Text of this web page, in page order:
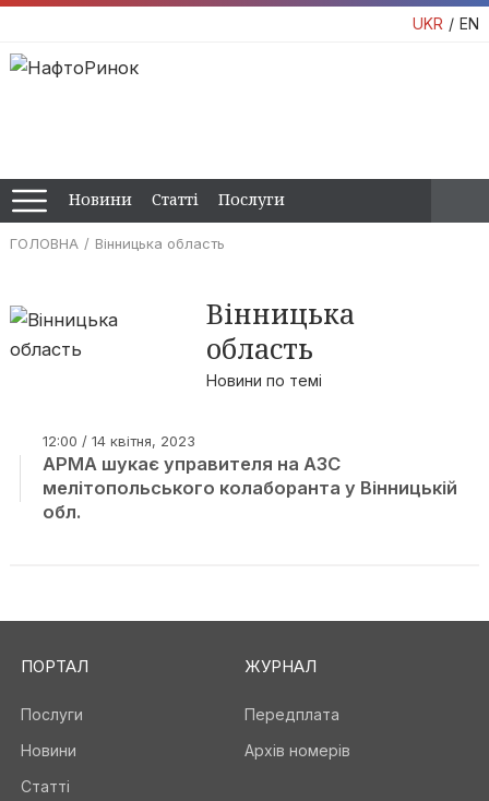
UKR EN
Новини Статті Послуги
ГОЛОВНА Вінницька область
Вінницька
область
Новини по темі
12:00 / 14 квітня, 2023
АРМА шукає управителя на АЗС
мелітопольського колаборанта у Вінницькій
обл.
ПОРТАЛ
Послуги
Новини
Статті
ЖУРНАЛ
Передплата
Архів номерів